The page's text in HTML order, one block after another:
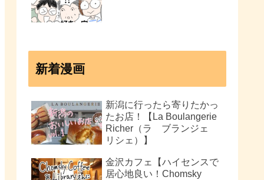
新着漫画
新潟に行ったら寄りたかっ
たお店！【La Boulangerie
Richer（ラ ブランジェ
リシェ）】
金沢カフェ【ハイセンスで
居心地良い！Chomsky